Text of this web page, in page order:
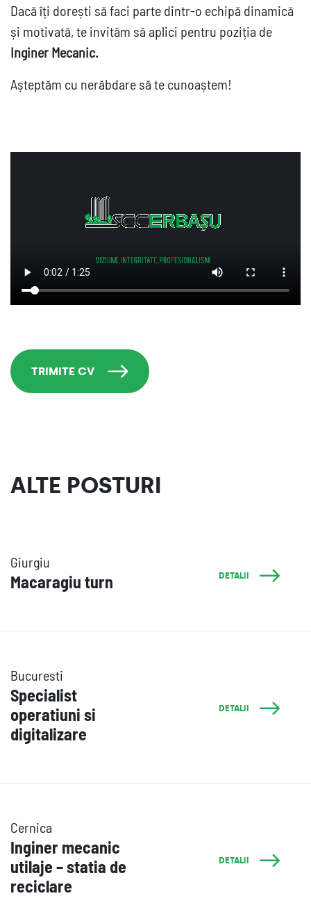
Dacă îți dorești să faci parte dintr-o echipă dinamică
și motivată, te invităm să aplici pentru poziția de
Inginer Mecanic.
Așteptăm cu nerăbdare să te cunoaștem!
TRIMITE CV
ALTE POSTURI
Giurgiu
Macaragiu turn DETALII
Bucuresti
Specialist
operatiuni si
digitalizare
DETALII
Cernica
Inginer mecanic
utilaje – statia de
reciclare
DETALII